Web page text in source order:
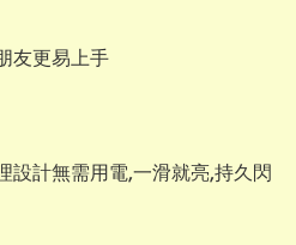
友更易上手
設計無需用電,一滑就亮,持久閃